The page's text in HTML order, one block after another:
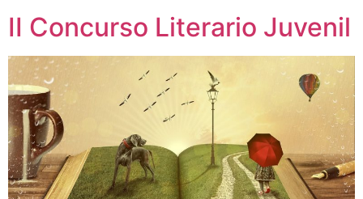
II Concurso Literario Juvenil